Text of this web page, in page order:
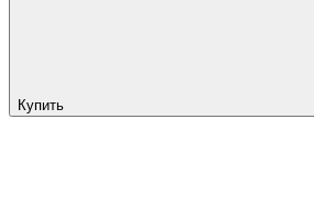
Купить